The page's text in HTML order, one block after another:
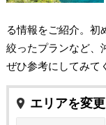
る情報をご紹介。初
絞ったプランなど、
ぜひ参考にしてみて
エリアを変更